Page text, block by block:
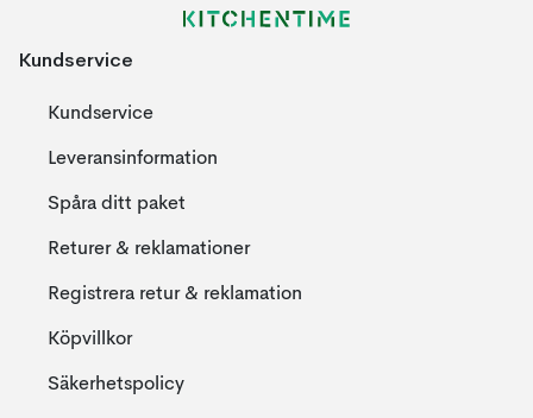
Kundservice
Kundservice
Leveransinformation
Spåra ditt paket
Returer & reklamationer
Registrera retur & reklamation
Köpvillkor
Säkerhetspolicy